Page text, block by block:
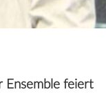
Ensemble feiert